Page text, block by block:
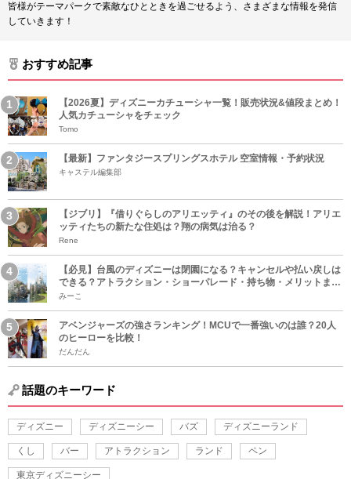
皆様がテーマパークで素敵なひとときを過ごせるよう、さまざまな情報を発信
していきます！
おすすめ記事
【2026夏】ディズニーカチューシャ一覧！販売状況&値段まとめ！
人気カチューシャをチェック
Tomo
【最新】ファンタジースプリングスホテル 空室情報・予約状況
キャステル編集部
【ジブリ】『借りぐらしのアリエッティ』のその後を解説！アリエ
ッティたちの新たな住処は？翔の病気は治る？
Rene
【必見】台風のディズニーは閉園になる？キャンセルや払い戻しは
できる？アトラクション・ショーパレード・持ち物・メリットまと
め！
みーこ
アベンジャーズの強さランキング！MCUで一番強いのは誰？20人
のヒーローを比較！
だんだん
話題のキーワード
ディズニー ディズニーシー バズ ディズニーランド
くし バー アトラクション ランド ペン
東京ディズニーシー